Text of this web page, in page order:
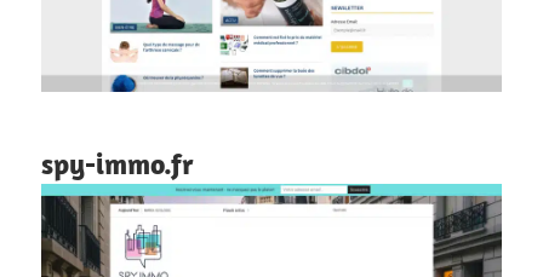
spy-immo.fr